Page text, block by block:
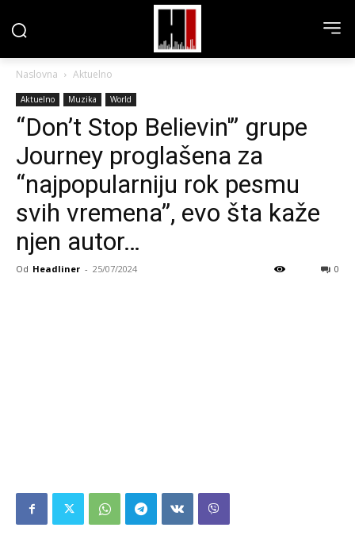
Naslovna Aktuelno
Aktuelno Muzika World
“Don’t Stop Believin'” grupe
Journey proglašena za
“najpopularniju rok pesmu
svih vremena”, evo šta kaže
njen autor…
Od Headliner - 25/07/2024 0